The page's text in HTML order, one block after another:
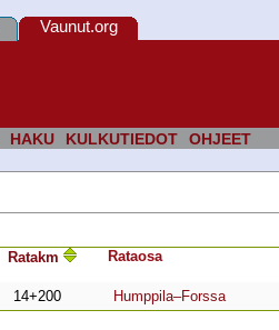
HAKU KULKUTIEDOT OHJEET
Vaunut.org
Ratakm Rata­osa
14+200 Humppila–Forssa